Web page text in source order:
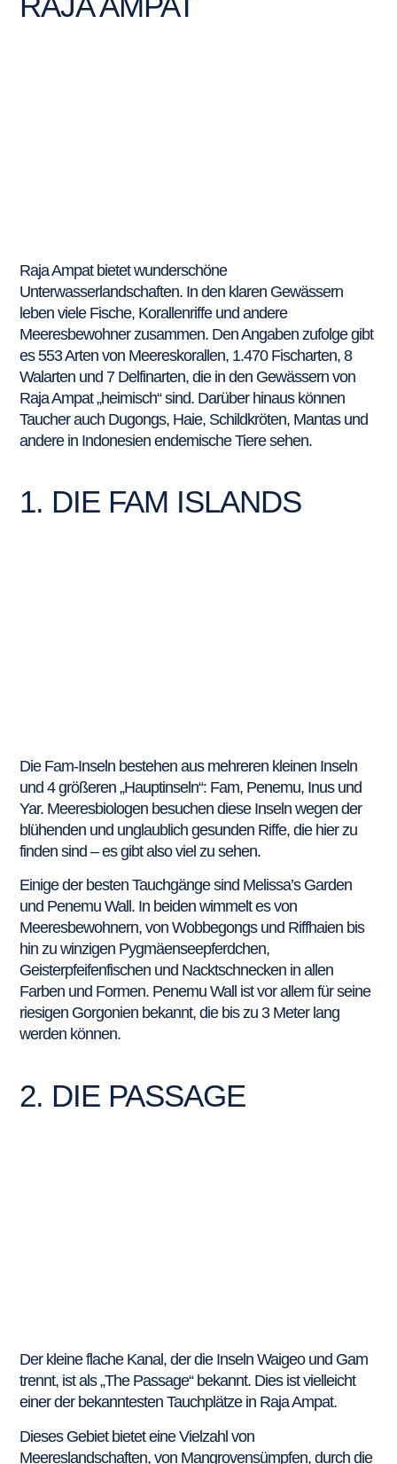
Raja Ampat bietet wunderschöne
Unterwasserlandschaften. In den klaren Gewässern
leben viele Fische, Korallenriffe und andere
Meeresbewohner zusammen. Den Angaben zufolge gibt
es 553 Arten von Meereskorallen, 1.470 Fischarten, 8
Walarten und 7 Delfinarten, die in den Gewässern von
Raja Ampat „heimisch“ sind. Darüber hinaus können
Taucher auch Dugongs, Haie, Schildkröten, Mantas und
andere in Indonesien endemische Tiere sehen.
1. DIE FAM ISLANDS
Die Fam-Inseln bestehen aus mehreren kleinen Inseln
und 4 größeren „Hauptinseln“: Fam, Penemu, Inus und
Yar. Meeresbiologen besuchen diese Inseln wegen der
blühenden und unglaublich gesunden Riffe, die hier zu
finden sind – es gibt also viel zu sehen.
Einige der besten Tauchgänge sind Melissa’s Garden
und Penemu Wall. In beiden wimmelt es von
Meeresbewohnern, von Wobbegongs und Riffhaien bis
hin zu winzigen Pygmäenseepferdchen,
Geisterpfeifenfischen und Nacktschnecken in allen
Farben und Formen. Penemu Wall ist vor allem für seine
riesigen Gorgonien bekannt, die bis zu 3 Meter lang
werden können.
2. DIE PASSAGE
Der kleine flache Kanal, der die Inseln Waigeo und Gam
trennt, ist als „The Passage“ bekannt. Dies ist vielleicht
einer der bekanntesten Tauchplätze in Raja Ampat.
Dieses Gebiet bietet eine Vielzahl von
Meereslandschaften, von Mangrovensümpfen, durch die